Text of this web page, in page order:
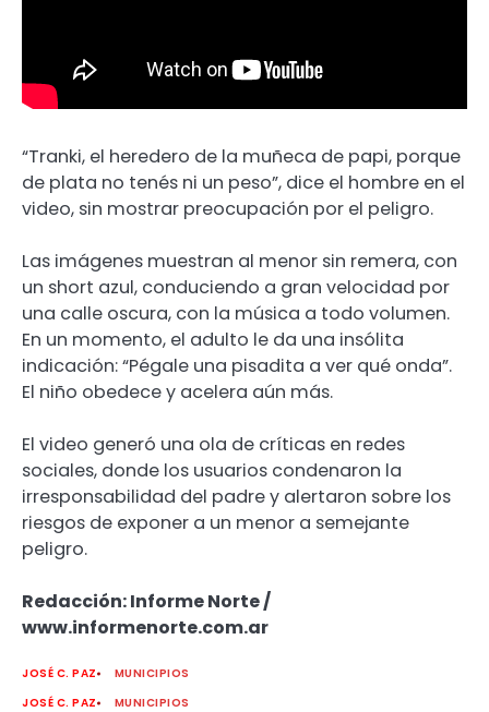
“Tranki, el heredero de la muñeca de papi, porque
de plata no tenés ni un peso”, dice el hombre en el
video, sin mostrar preocupación por el peligro.
Las imágenes muestran al menor sin remera, con
un short azul, conduciendo a gran velocidad por
una calle oscura, con la música a todo volumen.
En un momento, el adulto le da una insólita
indicación: “Pégale una pisadita a ver qué onda”​.
El niño obedece y acelera aún más.
El video generó una ola de críticas en redes
sociales, donde los usuarios condenaron la
irresponsabilidad del padre y alertaron sobre los
riesgos de exponer a un menor a semejante
peligro.
Redacción: Informe Norte /
www.informenorte.com.ar
JOSÉ C. PAZ
MUNICIPIOS
JOSÉ C. PAZ
MUNICIPIOS